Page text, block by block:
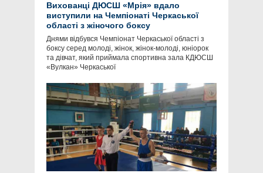
Вихованці ДЮСШ «Мрія» вдало
виступили на Чемпіонаті Черкаської
області з жіночого боксу
Днями відбувся Чемпіонат Черкаської області з
боксу серед молоді, жінок, жінок-молоді, юніорок
та дівчат, який приймала спортивна зала КДЮСШ
«Вулкан» Черкаської